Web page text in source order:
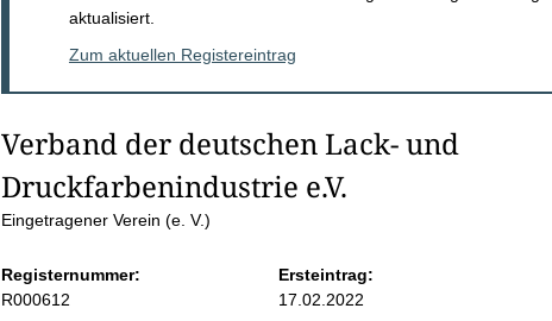
e
n
i
aktualisiert.
Zum aktuellen Registereintrag
Verband der deutschen Lack- und
Druckfarbenindustrie e.V.
Eingetragener Verein (e. V.)
Registernummer:
R000612
Ersteintrag:
17.02.2022